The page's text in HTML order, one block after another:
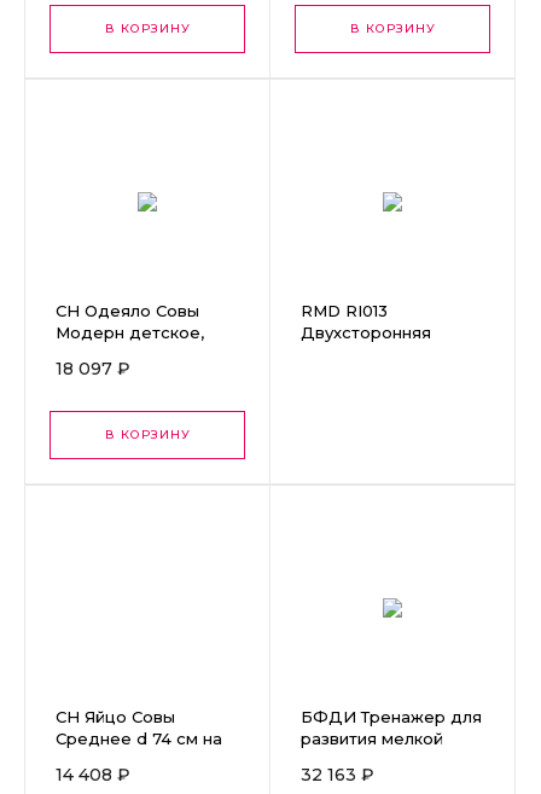
В КОРЗИНУ В КОРЗИНУ
СН Одеяло Совы
Модерн детское,
18 097 ₽
В КОРЗИНУ
RMD RI013
Двухсторонняя
СН Яйцо Совы
Среднее d 74 см на
см
14 408 ₽
БФДИ Тренажер для
развития мелкой
ИО-216
32 163 ₽